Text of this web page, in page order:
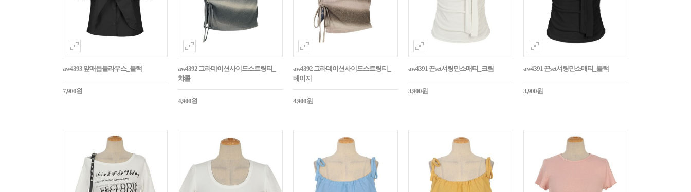
aw4393 앞매듭블라우스_블랙
7,900원
aw4392 그라데이션사이드스트링티_
챠콜
4,900원
aw4392 그라데이션사이드스트링티_
베이지
4,900원
aw4391 끈set셔링민소매티_크림
3,900원
aw4391 끈set셔링민소매티_블랙
3,900원